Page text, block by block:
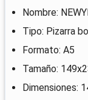
Nombre:
Tipo: Pizarra
Formato: A5
Tamaño:
Dimensiones: